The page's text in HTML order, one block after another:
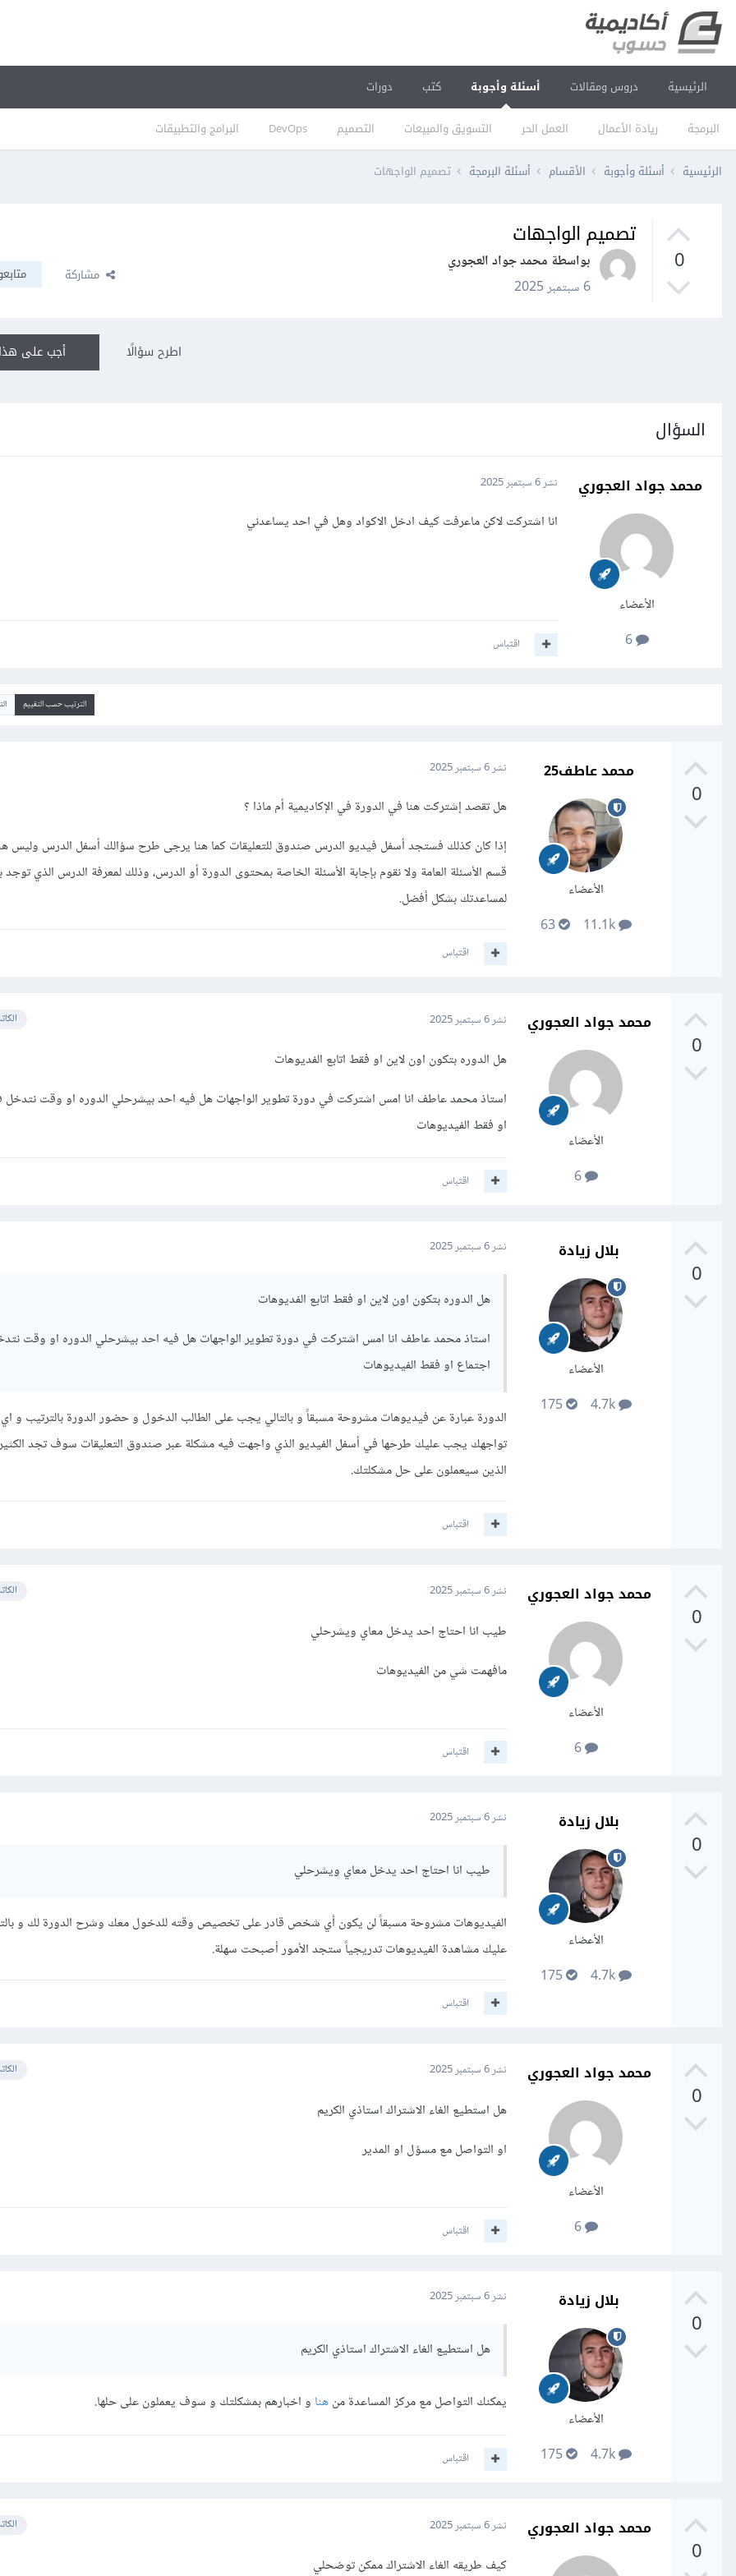
الرئيسية دروس ومقالات أسئلة وأجوبة
البرمجة ريادة الأعمال العمل الحر التسويق والمبيعات التصميم DevOps البرامج والتطبيقات
كتب دورات
الرئيسية أسئلة وأجوبة الأقسام أسئلة البرمجة تصميم الواجهات
0
تصميم الواجهات
بواسطة محمد جواد العجوري
6 سبتمبر 2025
مشاركة
أجب على اطرح سؤالًا
السؤال
محمد جواد العجوري
الأعضاء
6
نشر6 سبتمبر 2025
انا اشتركت لاكن ماعرفت كيف ادخل الاكواد وهل في احد يساعدني
اقتباس
الترتيب حسب التقييم
0
محمد عاطف25
الأعضاء
11.1k
63
نشر6 سبتمبر 2025
هل تقصد إشتركت هنا في الدورة في الإكاديمية أم ماذا ؟
إذا كان كذلك فستجد أسفل فيديو الدرس صندوق للتعليقات كما هنا يرجى طرح سؤالك أسفل الدرس وليس
قسم الأسئلة العامة ولا نقوم بإجابة الأسئلة الخاصة بمحتوى الدورة أو الدرس، وذلك لمعرفة الدرس الذي
لمساعدتك بشكل أفضل.
اقتباس
0
محمد جواد العجوري
الأعضاء
6
نشر6 سبتمبر 2025
هل الدوره بتكون اون لاين او فقط اتابع الفديوهات
استاذ محمد عاطف انا امس اشتركت في دورة تطوير الواجهات هل فيه احد بيشرحلي الدوره او وقت نتدخل
او فقط الفيديوهات
اقتباس
0
بلال زيادة
الأعضاء
4.7k
175
نشر6 سبتمبر 2025
هل الدوره بتكون اون لاين او فقط اتابع الفديوهات
استاذ محمد عاطف انا امس اشتركت في دورة تطوير الواجهات هل فيه احد بيشرحلي الدوره او وقت
اجتماع او فقط الفيديوهات
الدورة عبارة عن فيديوهات مشروحة مسبقاً و بالتالي يجب على الطالب الدخول و حضور الدورة بالترتيب و
تواجهك يجب عليك طرحها في أسفل الفيديو الذي واجهت فيه مشكلة عبر صندوق التعليقات سوف تجد
الذين سيعملون على حل مشكلتك.
اقتباس
0
محمد جواد العجوري
الأعضاء
6
نشر6 سبتمبر 2025
طيب انا احتاج احد يدخل معاي ويشرحلي
مافهمت شي من الفيديوهات
اقتباس
0
بلال زيادة
الأعضاء
4.7k
175
نشر6 سبتمبر 2025
طيب انا احتاج احد يدخل معاي ويشرحلي
الفيديوهات مشروحة مسبقاً لن يكون أي شخص قادر على تخصيص وقته للدخول معك وشرح الدورة لك و
عليك مشاهدة الفيديوهات تدريجياً ستجد الأمور أصبحت سهلة.
اقتباس
0
محمد جواد العجوري
الأعضاء
6
نشر6 سبتمبر 2025
هل استطيع الغاء الاشتراك استاذي الكريم
او التواصل مع مسؤل او المدير
اقتباس
0
بلال زيادة
الأعضاء
4.7k
175
نشر6 سبتمبر 2025
هل استطيع الغاء الاشتراك استاذي الكريم
يمكنك التواصل مع مركز المساعدة منهنا و اخبارهم بمشكلتك و سوف يعملون على حلها.
اقتباس
0
محمد جواد العجوري نشر6 سبتمبر 2025
كيف طريقه الغاء الاشتراك ممكن توضحلي